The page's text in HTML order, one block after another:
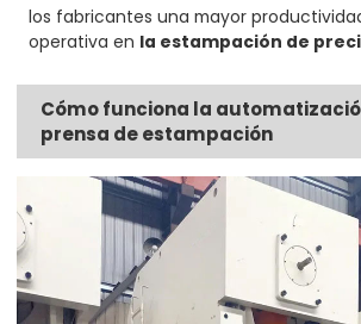
los fabricantes una mayor
operativa en la estampación de
Cómo funciona la
prensa de estampación